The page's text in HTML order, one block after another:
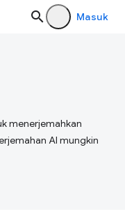
Masuk
menerjemahkan
AI mungkin